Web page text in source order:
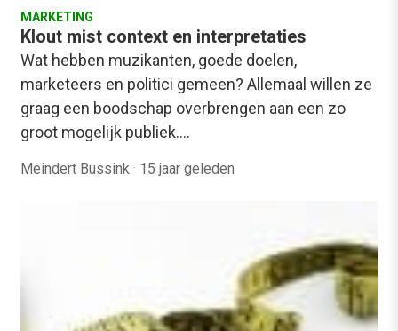
MARKETING
Klout mist context en interpretaties
Wat hebben muzikanten, goede doelen,
marketeers en politici gemeen? Allemaal willen ze
graag een boodschap overbrengen aan een zo
groot mogelijk publiek.…
Meindert Bussink · 15 jaar geleden